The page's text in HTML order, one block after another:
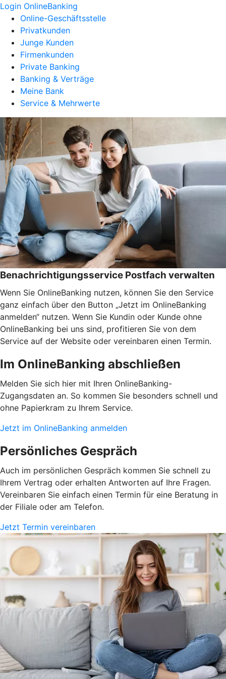
Login OnlineBanking
Online-Geschäftsstelle
Privatkunden
Junge Kunden
Firmenkunden
Private Banking
Banking & Verträge
Meine Bank
Service & Mehrwerte
Benachrichtigungsservice Postfach verwalten
Wenn Sie OnlineBanking nutzen, können Sie den Service
ganz einfach über den Button „Jetzt im OnlineBanking
anmelden“ nutzen. Wenn Sie Kundin oder Kunde ohne
OnlineBanking bei uns sind, profitieren Sie von dem
Service auf der Website oder vereinbaren einen Termin.
Im OnlineBanking abschließen
Melden Sie sich hier mit Ihren OnlineBanking-
Zugangsdaten an. So kommen Sie besonders schnell und
ohne Papierkram zu Ihrem Service.
Jetzt im OnlineBanking anmelden
Persönliches Gespräch
Auch im persönlichen Gespräch kommen Sie schnell zu
Ihrem Vertrag oder erhalten Antworten auf Ihre Fragen.
Vereinbaren Sie einfach einen Termin für eine Beratung in
der Filiale oder am Telefon.
Jetzt Termin vereinbaren